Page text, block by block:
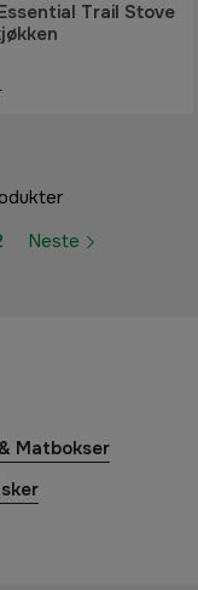
Trail Stove
Neste
Matbokser